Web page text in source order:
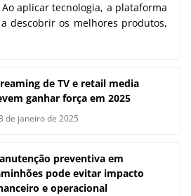
aplicar tecnologia, a plataforma
descobrir os melhores produtos,
de TV e retail media
ganhar força em 2025
de janeiro de 2025
preventiva em
pode evitar impacto
e operacional